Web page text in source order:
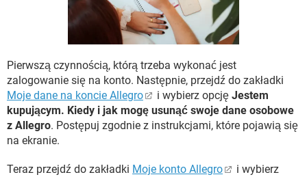
Pierwszą czynnością, którą trzeba wykonać jest
zalogowanie się na konto. Następnie, przejdź do zakładki
Moje dane na koncie Allegro
i wybierz opcję Jestem
kupującym. Kiedy i jak mogę usunąć swoje dane osobowe
z Allegro. Postępuj zgodnie z instrukcjami, które pojawią się
na ekranie.
Teraz przejdź do zakładki Moje konto Allegro
i wybierz